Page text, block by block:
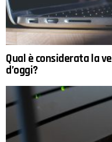
Qual è considerata la
d’oggi?